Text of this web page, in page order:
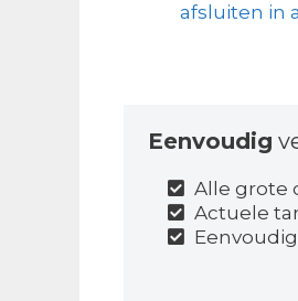
afsluiten in
Eenvoudig
Alle grote
Actuele